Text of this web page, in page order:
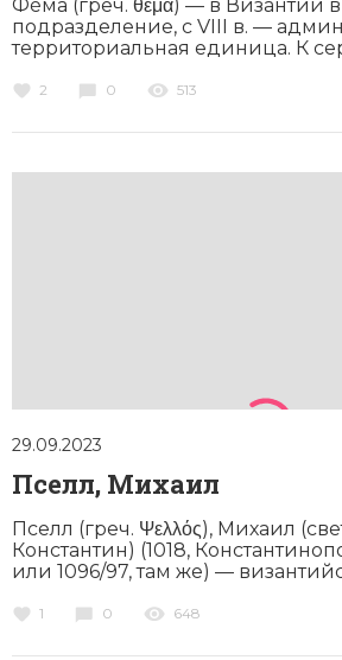
Фéма (греч. θέμα) — в Византии
подразделение, с VIII в. —
территориальная единица. К
2 0 513
29.09.2023
Пселл, Михаил
Пселл (греч. Ψελλός), Михаил
Константин) (1018,
или 1096/97, там же) —
1 0 648